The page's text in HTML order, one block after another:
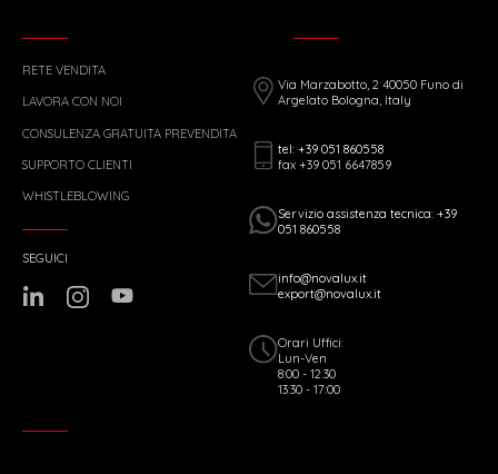
RETE VENDITA
LAVORA CON NOI
CONSULENZA GRATUITA PREVENDITA
SUPPORTO CLIENTI
WHISTLEBLOWING
Via Marzabotto, 2 40050 Funo di
Argelato Bologna, Italy
tel: +39 051 860558
fax +39 051 6647859
Servizio assistenza tecnica: +39
051 860558
info@novalux.it
export@novalux.it
Orari Uffici:
Lun-Ven
8:00 - 12:30
13:30 - 17:00
SEGUICI